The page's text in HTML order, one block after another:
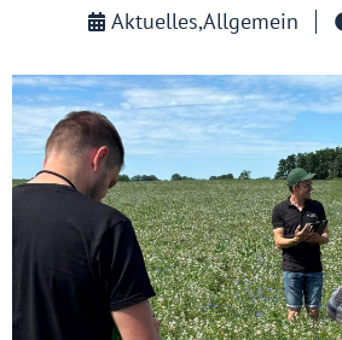
Aktuelles,Allgemein